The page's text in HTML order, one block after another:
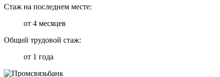
Стаж на последнем месте:
от 4 месяцев
Общий трудовой стаж:
от 1 года